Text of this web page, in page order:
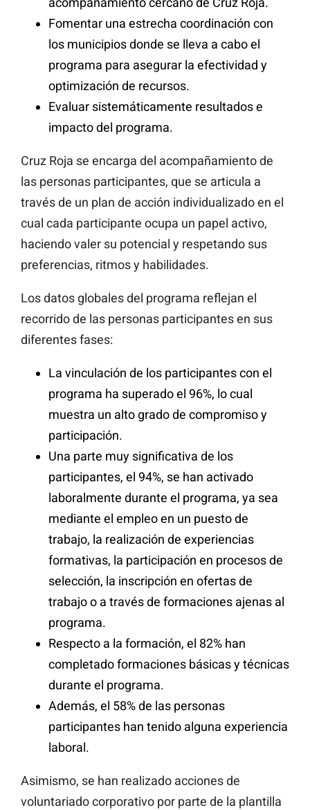
Fomentar una estrecha coordinación con
los municipios donde se lleva a cabo el
programa para asegurar la efectividad y
optimización de recursos.
Evaluar sistemáticamente resultados e
impacto del programa.
Cruz Roja se encarga del acompañamiento de
las personas participantes, que se articula a
través de un plan de acción individualizado en el
cual cada participante ocupa un papel activo,
haciendo valer su potencial y respetando sus
preferencias, ritmos y habilidades.
Los datos globales del programa reflejan el
recorrido de las personas participantes en sus
diferentes fases:
La vinculación de los participantes con el
programa ha superado el 96%, lo cual
muestra un alto grado de compromiso y
participación.
Una parte muy significativa de los
participantes, el 94%, se han activado
laboralmente durante el programa, ya sea
mediante el empleo en un puesto de
trabajo, la realización de experiencias
formativas, la participación en procesos de
selección, la inscripción en ofertas de
trabajo o a través de formaciones ajenas al
programa.
Respecto a la formación, el 82% han
completado formaciones básicas y técnicas
durante el programa.
Además, el 58% de las personas
participantes han tenido alguna experiencia
laboral.
Asimismo, se han realizado acciones de
voluntariado corporativo por parte de la plantilla